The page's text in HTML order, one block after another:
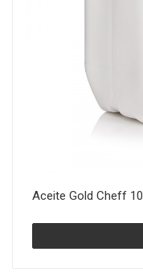
Aceite Gold Cheff